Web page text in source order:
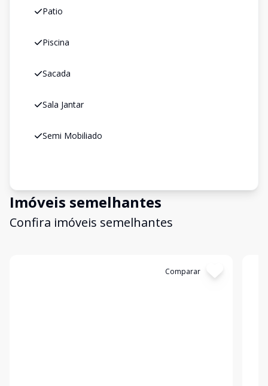
Patio
Piscina
Sacada
Sala Jantar
Semi Mobiliado
Imóveis semelhantes
Confira imóveis semelhantes
Comparar